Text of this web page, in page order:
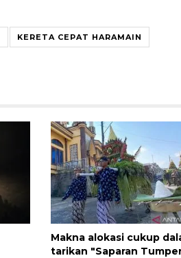
KERETA CEPAT HARAMAIN
Makna alokasi cukup
tarikan "Saparan